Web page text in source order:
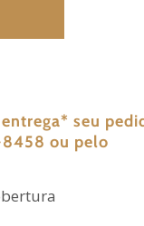
* seu
ou pelo